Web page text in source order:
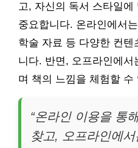
고, 자신의 독서 스타일에
중요합니다. 온라인에서
학술 자료 등 다양한 컨
니다. 반면, 오프라인에서
며 책의 느낌을 체험할
“온라인 이용을 통
찾고, 오프라인에